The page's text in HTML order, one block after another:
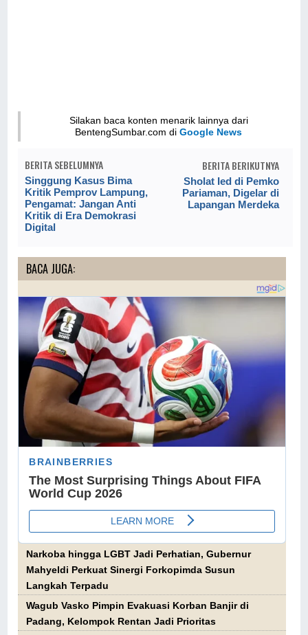
Silakan baca konten menarik lainnya dari
BentengSumbar.com diGoogle News
BERITA SEBELUMNYA
Singgung Kasus Bima
Kritik Pemprov Lampung,
Pengamat: Jangan Anti
Kritik di Era Demokrasi
Digital
BERITA BERIKUTNYA
Sholat Ied di Pemko
Pariaman, Digelar di
Lapangan Merdeka
BACA JUGA:
Narkoba hingga LGBT Jadi Perhatian, Gubernur
Mahyeldi Perkuat Sinergi Forkopimda Susun
Langkah Terpadu
Wagub Vasko Pimpin Evakuasi Korban Banjir di
Padang, Kelompok Rentan Jadi Prioritas